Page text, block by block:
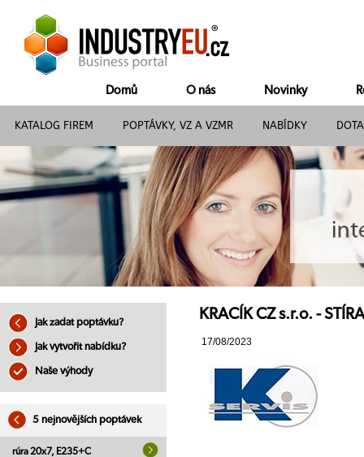
Domů O nás Novinky
KATALOG FIREM POPTÁVKY, VZ A VZMR NABÍDKY
Jak zadat poptávku?
Jak vytvořit nabídku?
Naše výhody
5 nejnovějších poptávek
rúra 20x7, E235+C
KRACÍK CZ s.r.o. -
17/08/2023